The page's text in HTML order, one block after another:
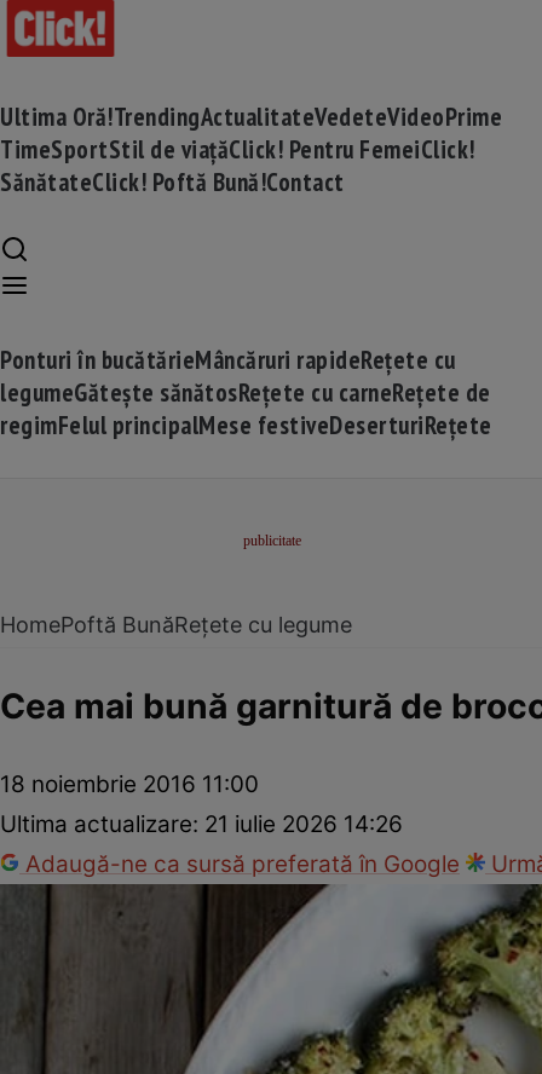
Ultima Oră!TrendingActualitateVedeteVideoPrime
TimeSportStil de viațăClick! Pentru FemeiClick!
SănătateClick! Poftă Bună!Contact
Ponturi în bucătărieMâncăruri rapideRețete cu
legumeGătește sănătosRețete cu carneRețete de
regimFelul principalMese festiveDeserturiRețete
HomePoftă BunăRețete cu legume
Cea mai bună garnitură de
18 noiembrie 2016 11:00
Ultima actualizare: 21 iulie 2026 14:26
Adaugă-ne ca sursă preferată în Google